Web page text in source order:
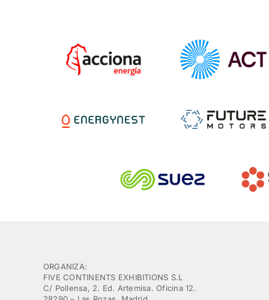
ORGANIZA:
FIVE CONTINENTS EXHIBITIONS S.L
C/ Pollensa, 2. Ed. Artemisa. Oficina 12.